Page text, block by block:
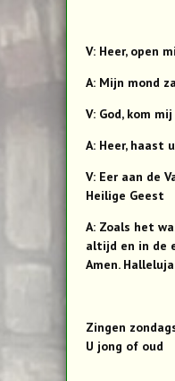
V: Heer, open
A: Mijn mond
V: God, kom
A: Heer, haast
V: Eer aan de
Heilige Geest
A: Zoals het
altijd en in de
Amen.
Zingen
U jong of oud